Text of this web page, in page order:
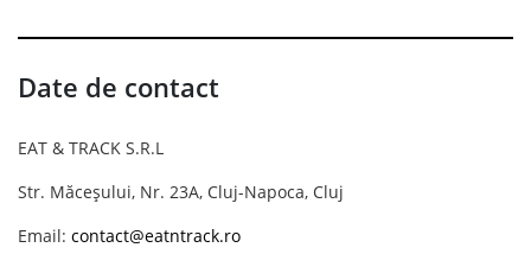
Date de contact
EAT & TRACK S.R.L
Str. Măceșului, Nr. 23A, Cluj-Napoca, Cluj
Email: contact@eatntrack.ro